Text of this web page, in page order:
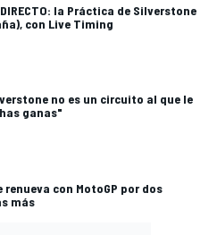
la Práctica de Silverstone
con Live Timing
no es un circuito al que le
ganas"
con MotoGP por dos
más